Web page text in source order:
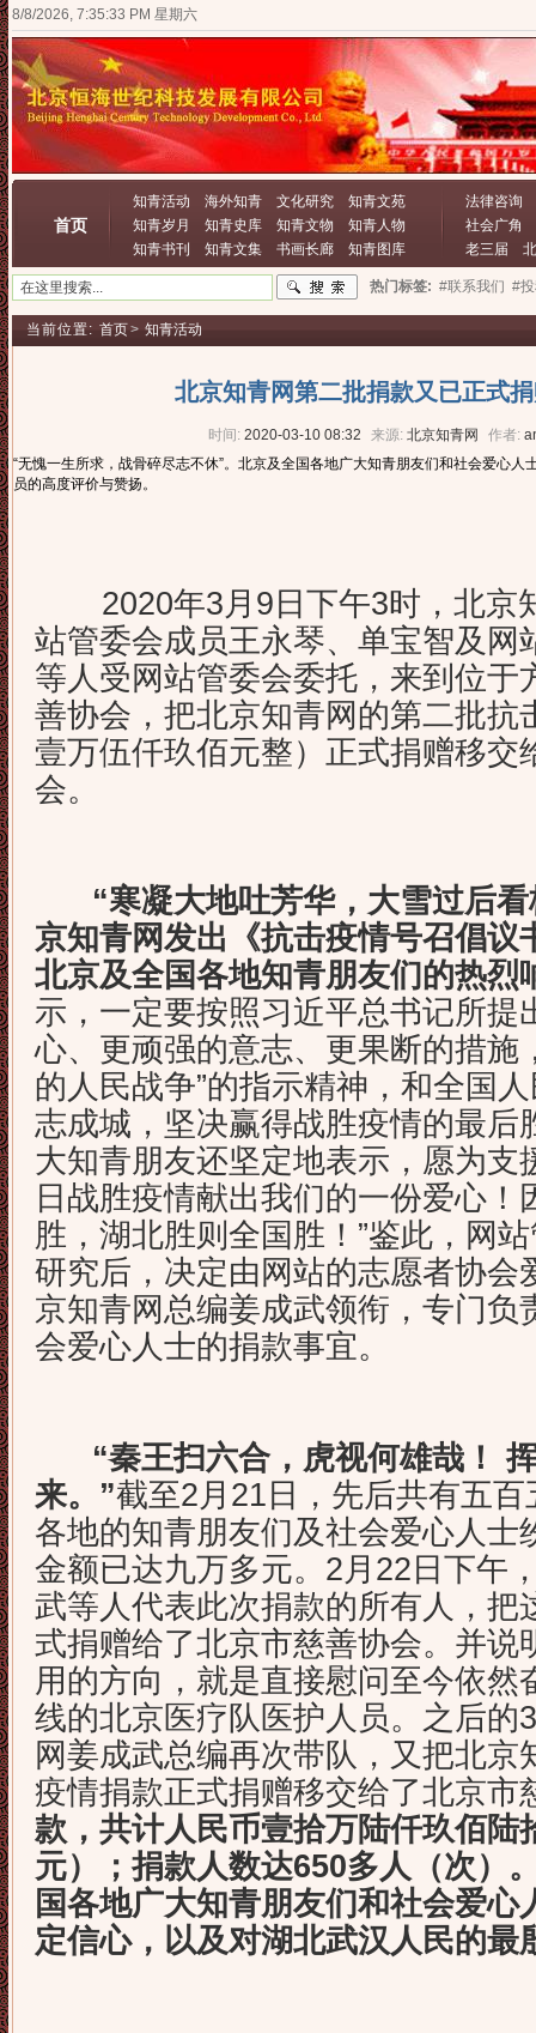
8/8/2026, 7:35:34 PM 星期六
首页
知青活动 海外知青 文化研究
知青文苑
知青岁月
知青史库 知青文物
知青人物
知青书刊
知青文集 书画长廊 知青图库
法律咨询
社会广角
老三届
热门标签: #联系我们 #
当前位置: 首页> 知青活动
北京知青网第二批捐款又已正式
时间: 2020-03-10 08:32 来源: 北京知青网 作者:
“无愧一生所求，战骨碎尽志不休”。北京及全国各地广大知青朋友们和社会爱心
员的高度评价与赞扬。
2020年3月9日下午3时，北京
站管委会成员王永琴、单宝智及网
等人受网站管委会委托，来到位于
善协会，把北京知青网的第二批抗
壹万伍仟玖佰元整）正式捐赠移交
会。
“寒凝大地吐芳华，大雪过后
京知青网发出《抗击疫情号召倡议
北京及全国各地知青朋友们的热烈
示，一定要按照习近平总书记所提
心、更顽强的意志、更果断的措施
的人民战争”的指示精神，和全国
志成城，坚决赢得战胜疫情的最后
大知青朋友还坚定地表示，愿为支
日战胜疫情献出我们的一份爱心！
胜，湖北胜则全国胜！”鉴此，网
研究后，决定由网站的志愿者协会
京知青网总编姜成武领衔，专门负
会爱心人士的捐款事宜。
“秦王扫六合，虎视何雄哉！
来。”截至2月21日，先后共有五
各地的知青朋友们及社会爱心人士
金额已达九万多元。2月22日下午
武等人代表此次捐款的所有人，把
式捐赠给了北京市慈善协会。并说
用的方向，就是直接慰问至今依然
线的北京医疗队医护人员。之后的
网姜成武总编再次带队，又把北京
疫情捐款正式捐赠移交给了北京市
款，共计人民币壹拾万陆仟玖佰陆
元）；捐款人数达650多人（次）
国各地广大知青朋友们和社会爱心
定信心，以及对湖北武汉人民的最